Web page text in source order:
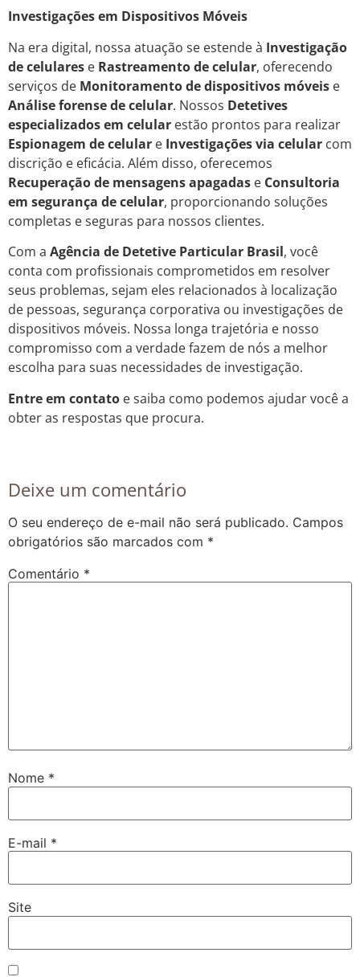
Investigações em Dispositivos Móveis
Na era digital, nossa atuação se estende à Investigação
de celulares e Rastreamento de celular, oferecendo
serviços de Monitoramento de dispositivos móveis e
Análise forense de celular. Nossos Detetives
especializados em celular estão prontos para realizar
Espionagem de celular e Investigações via celular com
discrição e eficácia. Além disso, oferecemos
Recuperação de mensagens apagadas e Consultoria
em segurança de celular, proporcionando soluções
completas e seguras para nossos clientes.
Com a Agência de Detetive Particular Brasil, você
conta com profissionais comprometidos em resolver
seus problemas, sejam eles relacionados à localização
de pessoas, segurança corporativa ou investigações de
dispositivos móveis. Nossa longa trajetória e nosso
compromisso com a verdade fazem de nós a melhor
escolha para suas necessidades de investigação.
Entre em contato e saiba como podemos ajudar você a
obter as respostas que procura.
Deixe um comentário
O seu endereço de e-mail não será publicado. Campos
obrigatórios são marcados com *
Comentário *
Nome *
E-mail *
Site